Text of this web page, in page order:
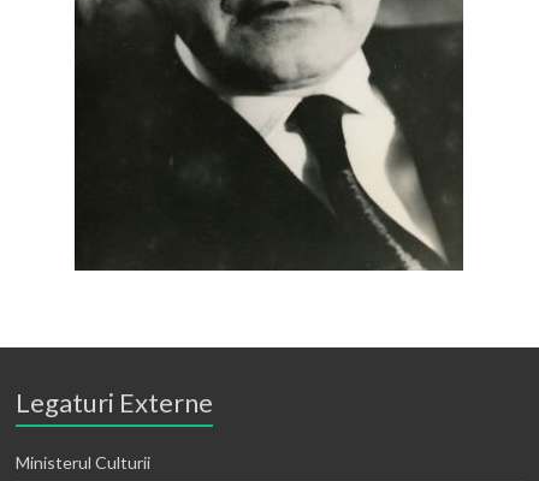
Legaturi Externe
Ministerul Culturii